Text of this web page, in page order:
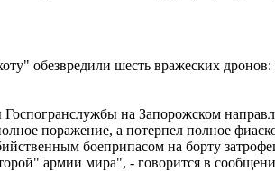
обезвредили шесть вражеских
на Запорожском
поражение, а потерпел полное
боеприпасом на борту
армии мира", - говорится в